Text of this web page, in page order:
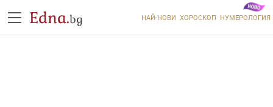
Edna.bg НАЙ-НОВИ ХОРОСКОП НУМЕРОЛОГИЯ